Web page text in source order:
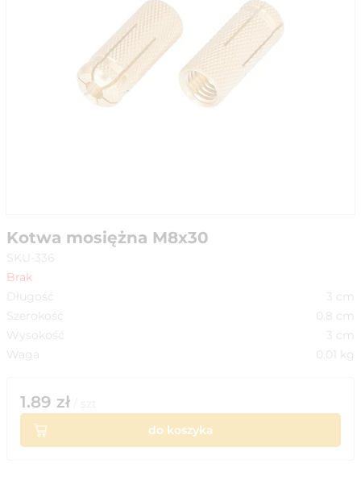
Kotwa mosiężna M8x30
SKU-336
Brak
Długość
3 cm
Szerokość
0.8 cm
Wysokość
3 cm
Waga
0.01 kg
1.89 zł
do koszyka